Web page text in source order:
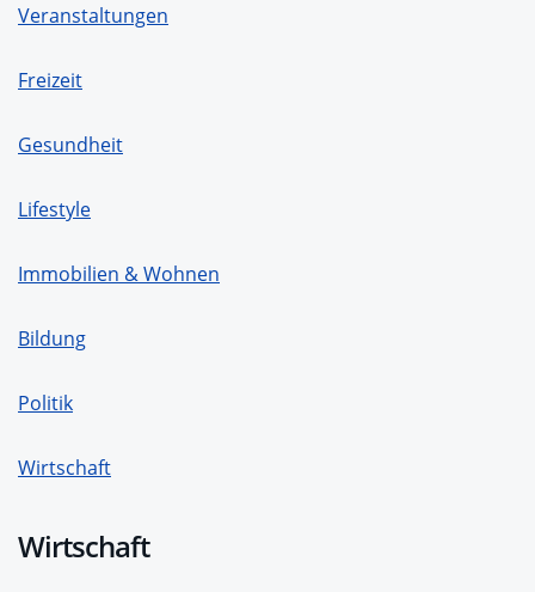
Veranstaltungen
Freizeit
Gesundheit
Lifestyle
Immobilien & Wohnen
Bildung
Politik
Wirtschaft
Wirtschaft